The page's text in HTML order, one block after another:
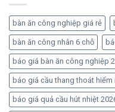
bàn ăn công nghiệp giá rẻ
bàn ăn công nhân 6 chỗ
báo giá bàn ăn công nghiệp
báo giá cầu thang thoát hiểm
báo giá quả cầu hút nhiệt